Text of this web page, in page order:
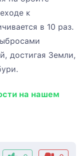
к
в 10 раз.
достигая Земли,
на нашем